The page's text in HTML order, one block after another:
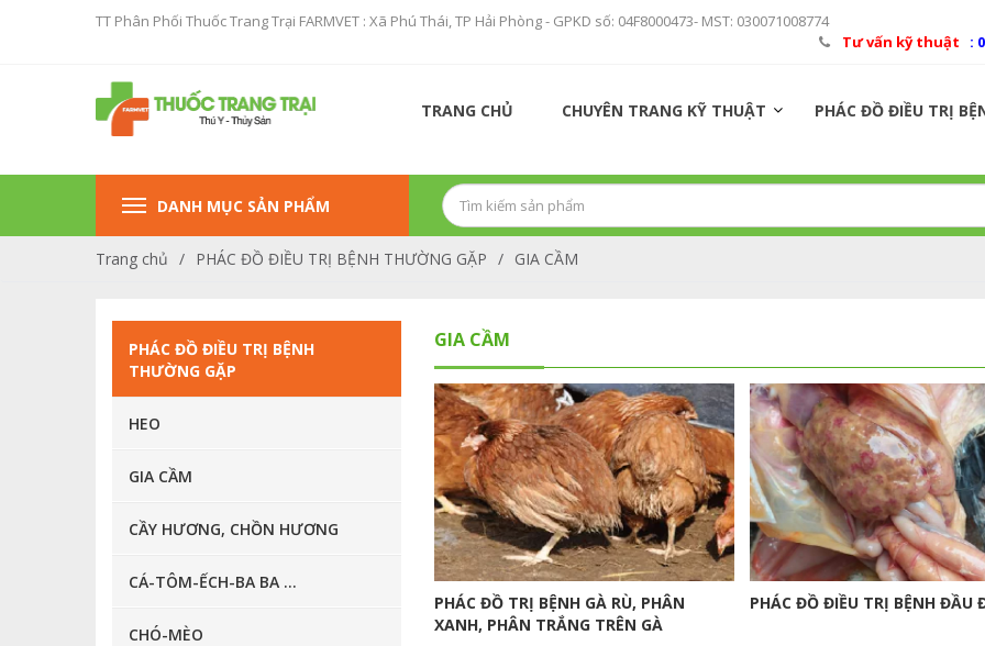
TT Phân Phối Thuốc Trang Trại FARMVET : Xã Phú Thái, TP Hải Phòng - GPKD số: 04F8000473- MST: 030071008774
Tư vấn kỹ thuật
:
TRANG CHỦ CHUYÊN TRANG KỸ THUẬT PHÁC ĐỒ ĐIỀU TRỊ
DANH MỤC SẢN PHẨM
SẢN PHẨM KHUYẾN MẠI
Trang chủ / PHÁC ĐỒ ĐIỀU TRỊ BỆNH THƯỜNG GẶP / GIA CẦM
GIA CẦM
PHÁC ĐỒ TRỊ BỆNH GÀ RÙ, PHÂN
XANH, PHÂN TRẮNG TRÊN GÀ
PHÁC ĐỒ ĐIỀU TRỊ BỆNH ĐẦU
PHÁC ĐỒ ĐIỀU TRỊ BỆNH
THƯỜNG GẶP
HEO
GIA CẦM
CẦY HƯƠNG, CHỒN HƯƠNG
CÁ-TÔM-ẾCH-BA BA ...
CHÓ-MÈO